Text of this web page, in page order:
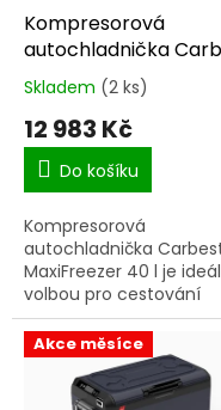
d
u
Kompresorová
autochladnička
MaxiFreezer 40 l 12/
V -20 °C
Průměrné
produktu
5,0
5
hvězdiček.
Skladem (2 ks)
12 983 Kč
Do košíku
Kompresorová
autochladnička
MaxiFreezer 40 l je
volbou pro cestování
autem, karavanem,
kempování i dlouhé
dovolené. Díky
kompresoru dokáže
Akce měsíce